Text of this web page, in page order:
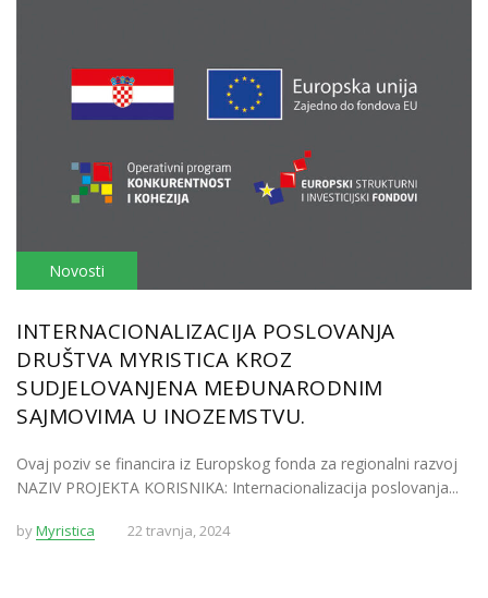
Novosti
INTERNACIONALIZACIJA POSLOVANJA
DRUŠTVA MYRISTICA KROZ
SUDJELOVANJENA MEĐUNARODNIM
SAJMOVIMA U INOZEMSTVU.
Ovaj poziv se financira iz Europskog fonda za regionalni razvoj
NAZIV PROJEKTA KORISNIKA: Internacionalizacija poslovanja...
byMyristica 22 travnja, 2024